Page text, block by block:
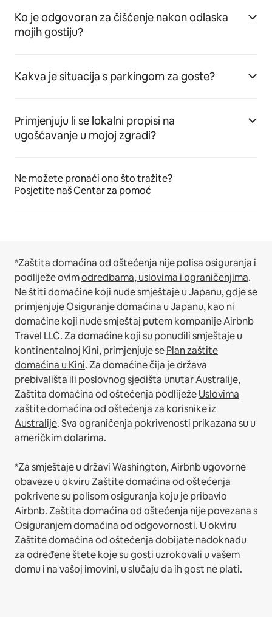
Ko je odgovoran za čišćenje nakon odlaska
mojih gostiju?
Kakva je situacija s parkingom za goste?
Primjenjuju li se lokalni propisi na
ugošćavanje u mojoj zgradi?
Ne možete pronaći ono što tražite?
Posjetite naš Centar za pomoć
*Zaštita domaćina od oštećenja nije polisa osiguranja i
podliježe ovimodredbama, uslovima i ograničenjima.
Ne štiti domaćine koji nude smještaje u Japanu, gdje se
primjenjujeOsiguranje domaćina u Japanu, kao ni
domaćine koji nude smještaj putem kompanije Airbnb
Travel LLC.Za domaćine koji su ponudili smještaje u
kontinentalnoj Kini, primjenjuje sePlan zaštite
domaćina u Kini.Za domaćine čija je država
prebivališta ili poslovnog sjedišta unutar Australije,
Zaštita domaćina od oštećenja podliježeUslovima
zaštite domaćina od oštećenja za korisnike iz
Australije. Sva ograničenja pokrivenosti prikazana su u
američkim dolarima.
*Za smještaje u državi Washington, Airbnb ugovorne
obaveze u okviru Zaštite domaćina od oštećenja
pokrivene su polisom osiguranja koju je pribavio
Airbnb. Zaštita domaćina od oštećenja nije povezana s
Osiguranjem domaćina od odgovornosti. U okviru
Zaštite domaćina od oštećenja dobijate nadoknadu
za određene štete koje su gosti uzrokovali u vašem
domu i na vašoj imovini, u slučaju da ih gost ne plati.